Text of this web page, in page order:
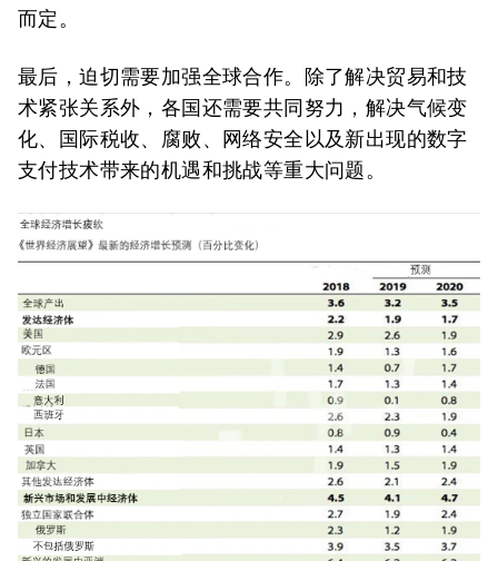
而定。
最后，迫切需要加强全球合作。除了解决贸易和技
术紧张关系外，各国还需要共同努力，解决气候变
化、国际税收、腐败、网络安全以及新出现的数字
支付技术带来的机遇和挑战等重大问题。